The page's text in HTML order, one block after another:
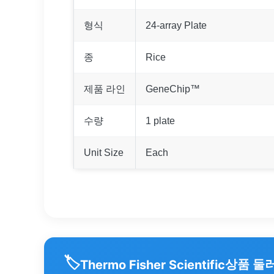
형식 24-array Plate
종 Rice
제품 라인 GeneChip™
수량 1 plate
Unit Size Each
🏷️Thermo Fisher Scientific상품 둘